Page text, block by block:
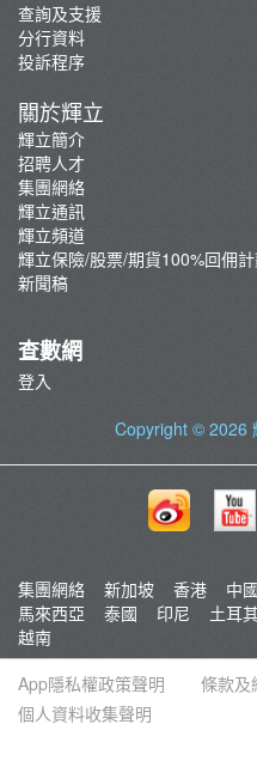
最新推廣及優惠
重要通知
輝立証券開戶優惠總覽
查詢及支援
分行資料
投訴程序
關於輝立
輝立簡介
招聘人才
集團網絡
輝立通訊
輝立頻道
輝立保險/股票/期貨100%回佣
新聞稿
查數網
登入
Copyright © 2026
集團網絡 新加坡 香港 中國
馬來西亞
泰國 印尼 土耳
越南
App隱私權政策聲明
條款及
個人資料收集聲明